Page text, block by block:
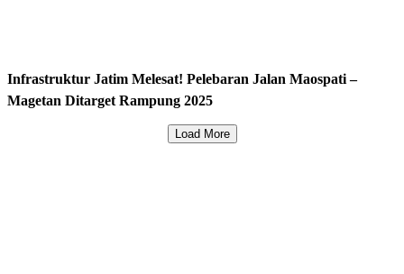
Infrastruktur Jatim Melesat! Pelebaran Jalan Maospati –
Magetan Ditarget Rampung 2025
Load More